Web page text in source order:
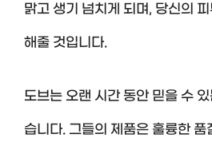
맑고 생기 넘치게 되며, 당신의
해줄 것입니다.
도브는 오랜 시간 동안 믿을 수
습니다. 그들의 제품은 훌륭한 품